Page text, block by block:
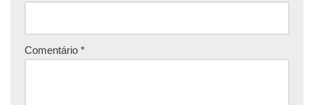
Comentário *